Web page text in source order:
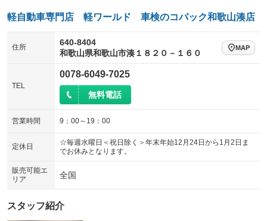
ウォークスルー 後席モニター
電動リアゲート
：装備なし
サイドカメラ
：装備なし
エアサスペンション
軽自動車専門店 軽ワールド 車検のコバック和歌山湊店
住所
640-8404
和歌山県和歌山市湊１８２０－１６０
MAP
TEL
0078-6049-7025
無料電話
営業時間 9：00～19：00
定休日
☆毎週水曜日＜祝日除く＞年末年始12月24日から1月2日ま
でお休みとなります。
販売可能エ
リア
全国
スタッフ紹介